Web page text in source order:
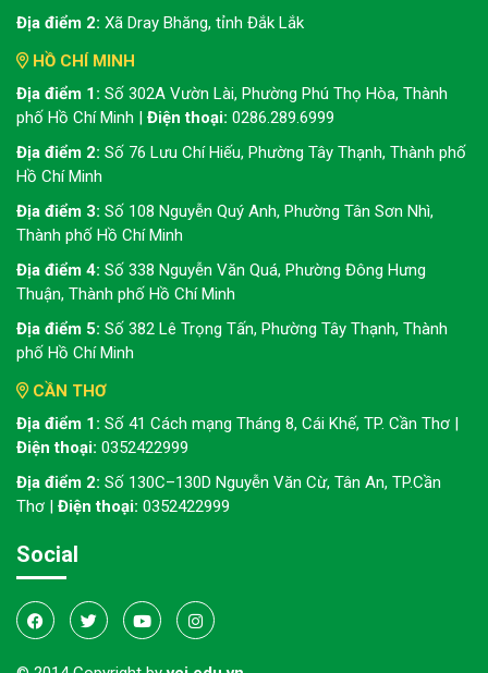
Địa điểm 2: Xã Dray Bhăng, tỉnh Đắk Lắk
HỒ CHÍ MINH
Địa điểm 1: Số 302A Vườn Lài, Phường Phú Thọ Hòa, Thành
phố Hồ Chí Minh | Điện thoại: 0286.289.6999
Địa điểm 2: Số 76 Lưu Chí Hiếu, Phường Tây Thạnh, Thành phố
Hồ Chí Minh
Địa điểm 3: Số 108 Nguyễn Quý Anh, Phường Tân Sơn Nhì,
Thành phố Hồ Chí Minh
Địa điểm 4: Số 338 Nguyễn Văn Quá, Phường Đông Hưng
Thuận, Thành phố Hồ Chí Minh
Địa điểm 5: Số 382 Lê Trọng Tấn, Phường Tây Thạnh, Thành
phố Hồ Chí Minh
CẦN THƠ
Địa điểm 1: Số 41 Cách mạng Tháng 8, Cái Khế, TP. Cần Thơ |
Điện thoại: 0352422999
Địa điểm 2: Số 130C–130D Nguyễn Văn Cừ, Tân An, TP.Cần
Thơ | Điện thoại: 0352422999
Social